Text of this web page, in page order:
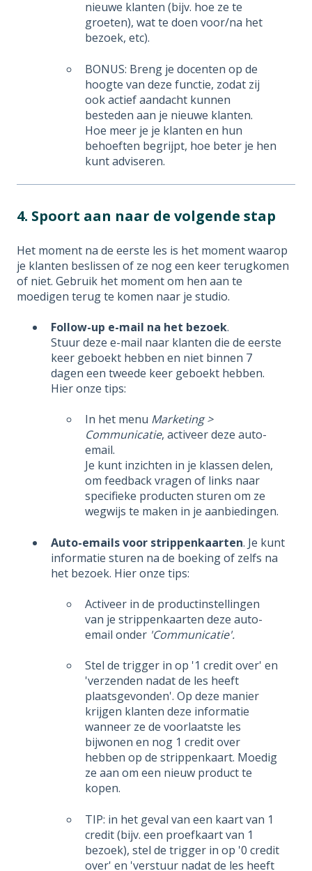
nieuwe klanten (bijv. hoe ze te
groeten), wat te doen voor/na het
bezoek, etc).
BONUS: Breng je docenten op de
hoogte van deze functie, zodat zij
ook actief aandacht kunnen
besteden aan je nieuwe klanten.
Hoe meer je je klanten en hun
behoeften begrijpt, hoe beter je hen
kunt adviseren.
4. Spoort aan naar de volgende stap
Het moment na de eerste les is het moment waarop
je klanten beslissen of ze nog een keer terugkomen
of niet. Gebruik het moment om hen aan te
moedigen terug te komen naar je studio.
Follow-up e-mail na het bezoek.
Stuur deze e-mail naar klanten die de eerste
keer geboekt hebben en niet binnen 7
dagen een tweede keer geboekt hebben.
Hier onze tips:
In het menu Marketing >
Communicatie, activeer deze auto-
email.
Je kunt inzichten in je klassen delen,
om feedback vragen of links naar
specifieke producten sturen om ze
wegwijs te maken in je aanbiedingen.
Auto-emails voor strippenkaarten. Je kunt
informatie sturen na de boeking of zelfs na
het bezoek. Hier onze tips:
Activeer in de productinstellingen
van je strippenkaarten deze auto-
email onder 'Communicatie'.
Stel de trigger in op '1 credit over' en
'verzenden nadat de les heeft
plaatsgevonden'. Op deze manier
krijgen klanten deze informatie
wanneer ze de voorlaatste les
bijwonen en nog 1 credit over
hebben op de strippenkaart. Moedig
ze aan om een nieuw product te
kopen.
TIP: in het geval van een kaart van 1
credit (bijv. een proefkaart van 1
bezoek), stel de trigger in op '0 credit
over' en 'verstuur nadat de les heeft